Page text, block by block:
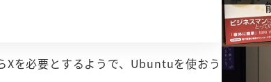
Xを必要とするようで、Ubuntuを使おう